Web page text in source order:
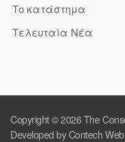
Το κατάστημα
Τελευταία Νέα
Copyright © 2026 The
Developed by Contech